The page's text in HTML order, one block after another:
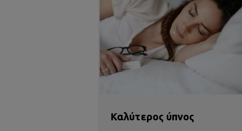
Καλύτερος ύπνος